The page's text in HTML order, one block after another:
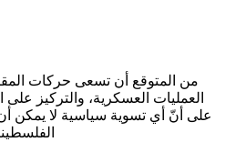
من المتوقع أن تسعى حركات
العمليات العسكرية، والتركيز على
على أنّ أي تسوية سياسية لا يمكن